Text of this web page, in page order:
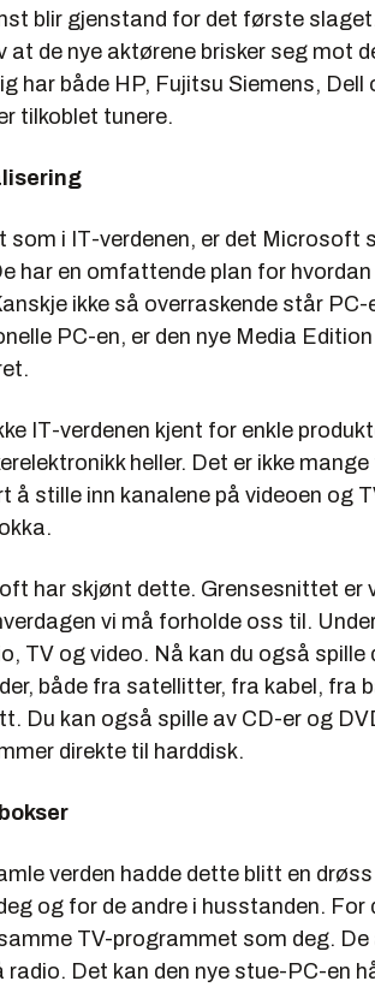
blir gjenstand for det første
at de nye aktørene brisker seg mot
har både HP, Fujitsu Siemens, Dell
tilkoblet tunere.
som i IT-verdenen, er det Microsoft
har en omfattende plan for
ikke så overraskende står
PC-en, er den nye Media
IT-verdenen kjent for enkle
heller. Det er ikke
å stille inn kanalene på videoen og
har skjønt dette. Grensesnittet er
vi må forholde oss til.
TV og video. Nå kan du også
både fra satellitter, fra kabel, fra
Du kan også spille av CD-er og
direkte til harddisk.
verden hadde dette blitt en
og for de andre i husstanden. For
TV-programmet som deg. De
radio. Det kan den nye stue-PC-en